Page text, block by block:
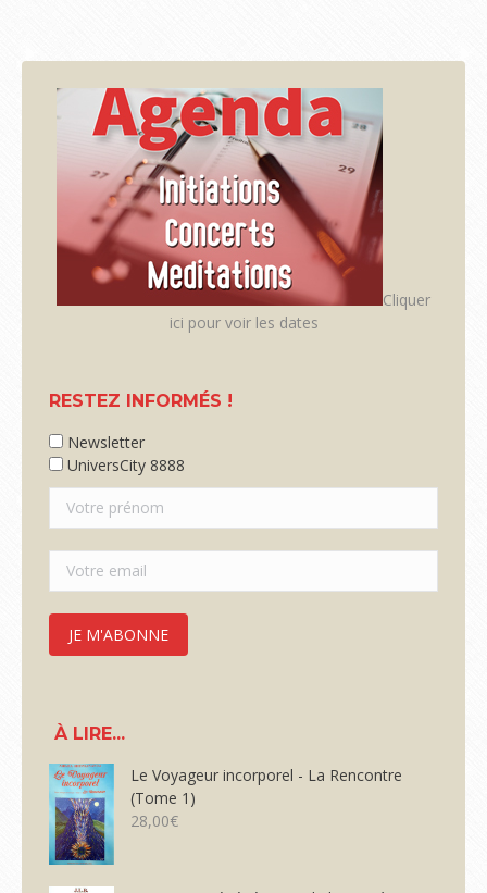
WhatsAppFacebook
X
Cliquer
ici pour voir les dates
RESTEZ INFORMÉS !
Newsletter
UniversCity 8888
À LIRE...
Le Voyageur incorporel - La Rencontre
(Tome 1)
28,00€